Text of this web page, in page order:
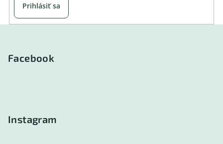
Prihlásiť sa
Facebook
Instagram